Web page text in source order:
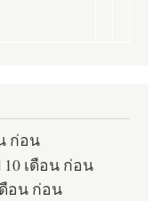
ก่อน
10 เดือน ก่อน
ดือน ก่อน